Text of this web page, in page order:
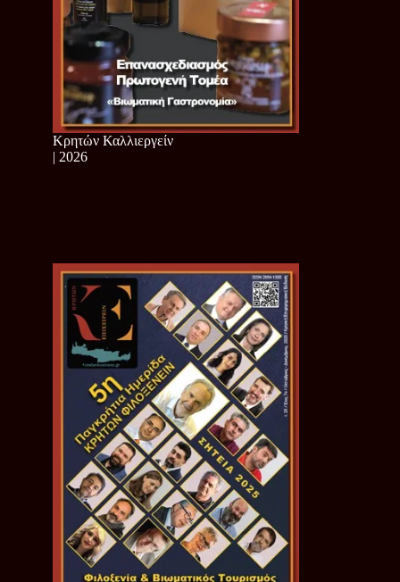
Κρητών Καλλιεργείν
| 2026